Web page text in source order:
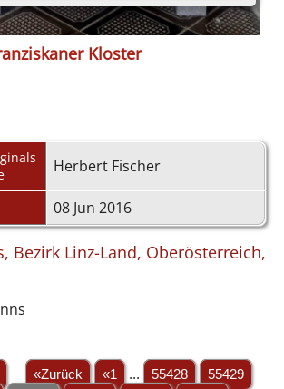
Kloster
Herbert Fischer
08 Jun 2016
Bezirk Linz-Land, Oberösterreich,
«Zurück «1 ... 55428
55429